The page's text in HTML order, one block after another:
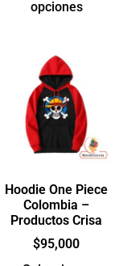
opciones
Hoodie One Piece
Colombia –
Productos Crisa
$95,000